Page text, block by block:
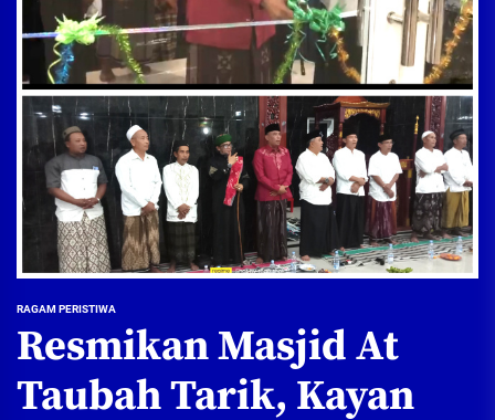
RAGAM PERISTIWA
Resmikan Masjid At
Taubah Tarik, Kayan